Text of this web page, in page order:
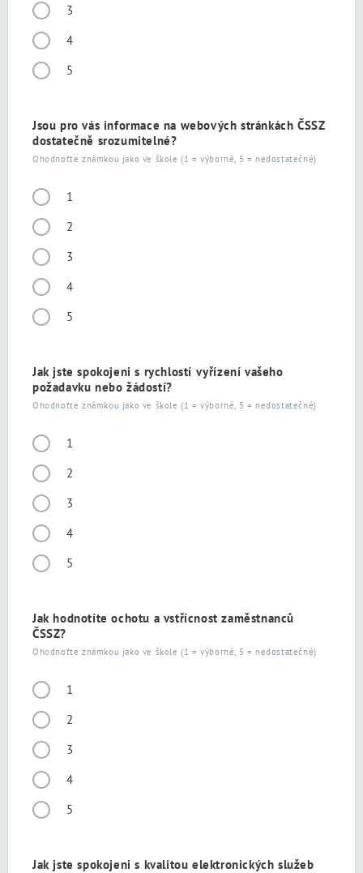
3
4
5
Jsou pro vás informace na webových stránkách ČSSZ
dostatečně srozumitelné?
Ohodnoťte známkou jako ve škole (1 = výborné, 5 = nedostatečné)
1
2
3
4
5
Jak jste spokojeni s rychlostí vyřízení vašeho
požadavku nebo žádostí?
Ohodnoťte známkou jako ve škole (1 = výborné, 5 = nedostatečné)
1
2
3
4
5
Jak hodnotíte ochotu a vstřícnost zaměstnanců
ČSSZ?
Ohodnoťte známkou jako ve škole (1 = výborné, 5 = nedostatečné)
1
2
3
4
5
Jak jste spokojeni s kvalitou elektronických služeb